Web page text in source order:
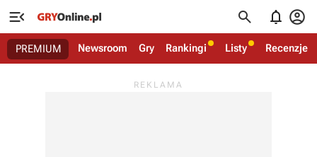
   
PREMIUM Newsroom Gry Rankingi Listy Recenzje